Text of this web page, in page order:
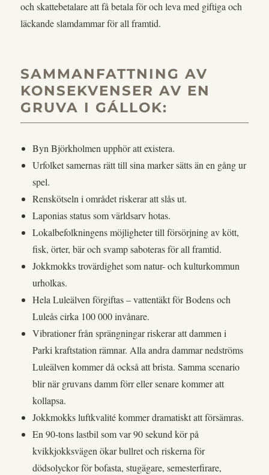
och skattebetalare att få betala för och leva med giftiga och
läckande slamdammar för all framtid.
SAMMANFATTNING AV
KONSEKVENSER AV EN
GRUVA I GÁLLOK:
Byn Björkholmen upphör att existera.
Urfolket samernas rätt till sina marker sätts än en gång ur
spel.
Renskötseln i området riskerar att slås ut.
Laponias status som världsarv hotas.
Lokalbefolkningens möjligheter till försörjning av kött,
fisk, örter, bär och svamp saboteras för all framtid.
Jokkmokks trovärdighet som natur- och kulturkommun
urholkas.
Hela Luleälven förgiftas – vattentäkt för Bodens och
Luleås cirka 100 000 invånare.
Vibrationer från sprängningar riskerar att dammen i
Parki kraftstation rämnar. Alla andra dammar nedströms
Luleälven kommer då också att brista. Samma scenario
blir när gruvans damm förr eller senare kommer att
kollapsa.
Jokkmokks luftkvalité kommer dramatiskt att försämras.
En 90-tons lastbil som var 90 sekund kör på
kvikkjokksvägen ökar bullret och riskerna för
dödsolyckor för bofasta, stugägare, semesterfirare,